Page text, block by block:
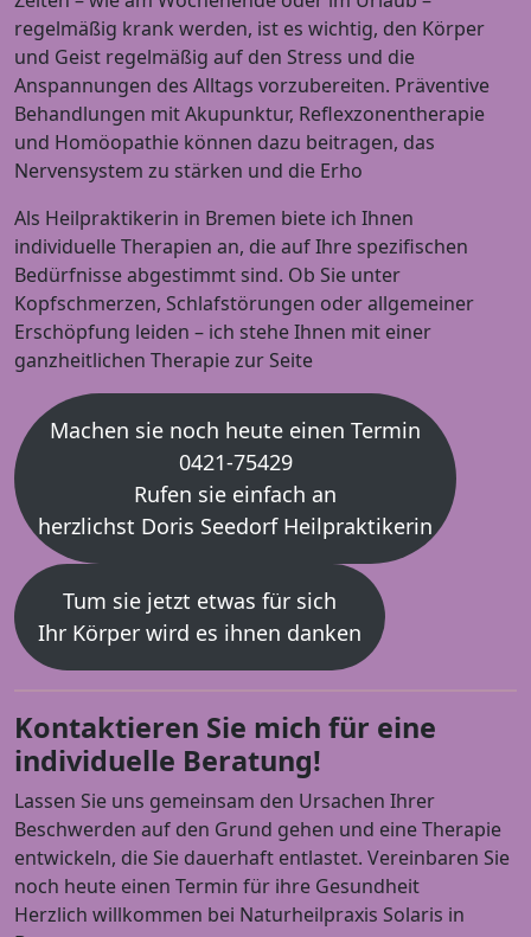
regelmäßig krank werden, ist es wichtig, den Körper
und Geist regelmäßig auf den Stress und die
Anspannungen des Alltags vorzubereiten. Präventive
Behandlungen mit Akupunktur, Reflexzonentherapie
und Homöopathie können dazu beitragen, das
Nervensystem zu stärken und die Erho
Als Heilpraktikerin in Bremen biete ich Ihnen
individuelle Therapien an, die auf Ihre spezifischen
Bedürfnisse abgestimmt sind. Ob Sie unter
Kopfschmerzen, Schlafstörungen oder allgemeiner
Erschöpfung leiden – ich stehe Ihnen mit einer
ganzheitlichen Therapie zur Seite
Machen sie noch heute einen Termin
0421-75429
Rufen sie einfach an
herzlichst Doris Seedorf Heilpraktikerin
Tum sie jetzt etwas für sich
Ihr Körper wird es ihnen danken
Kontaktieren Sie mich für eine
individuelle Beratung!
Lassen Sie uns gemeinsam den Ursachen Ihrer
Beschwerden auf den Grund gehen und eine Therapie
entwickeln, die Sie dauerhaft entlastet. Vereinbaren Sie
noch heute einen Termin für ihre Gesundheit
Herzlich willkommen bei Naturheilpraxis Solaris in